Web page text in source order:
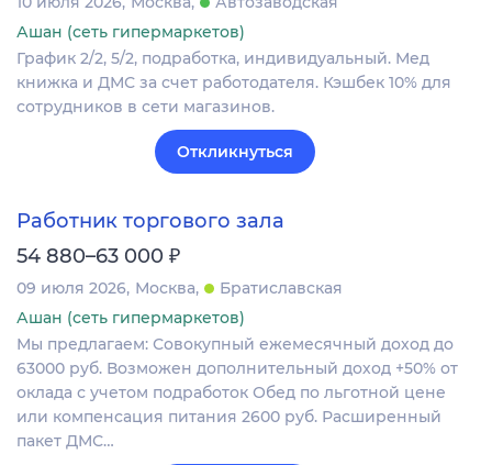
Ашан (сеть гипермаркетов)
График 2/2, 5/2, подработка, индивидуальный. Мед
книжка и ДМС за счет работодателя. Кэшбек 10% для
сотрудников в сети магазинов.
Откликнуться
Работник торгового зала
54 880–63 000 ₽
09 июля 2026 Москва
Братиславская
Ашан (сеть гипермаркетов)
Мы предлагаем: Совокупный ежемесячный доход до
63000 руб. Возможен дополнительный доход +50% от
оклада с учетом подработок Обед по льготной цене
или компенсация питания 2600 руб. Расширенный
пакет ДМС…